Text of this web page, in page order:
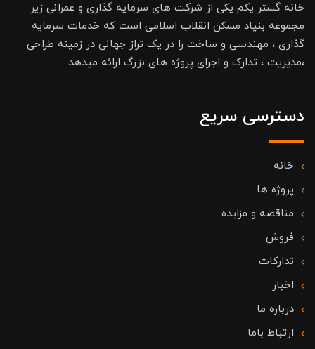
خانه گستر یکم یکی از شرکت های سرمایه گذاری و عمرانی زیر
مجموعه بنیاد مسکن انقلاب اسلامی است که خدمات سرمایه
گذاری ، مهندسی و ساخت را در یک تراز جهانی در زمینه طراحی
،مدیریت ، تدارک و اجرای پروژه های بزرگ ارائه میدهد.
دسترسی سریع
خانه
پروژه ها
مناقصه و مزایده
فروش
تدارکات
اخبار
درباره ما
ارتباط باما